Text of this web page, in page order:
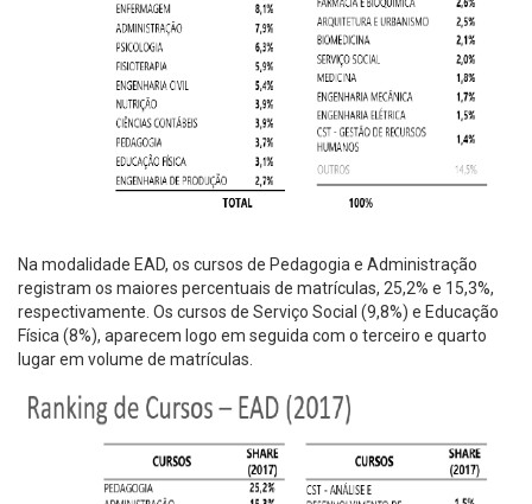
Na modalidade EAD, os cursos de Pedagogia e Administração
registram os maiores percentuais de matrículas, 25,2% e 15,3%,
respectivamente. Os cursos de Serviço Social (9,8%) e Educação
Física (8%), aparecem logo em seguida com o terceiro e quarto
lugar em volume de matrículas.